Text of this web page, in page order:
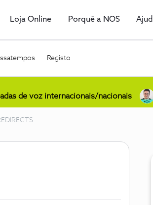
Loja Online Porquê a NOS
Registo
de voz internacionais/nacionais